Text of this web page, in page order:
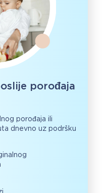
porođaja
porođaja ili
dnevno uz podršku